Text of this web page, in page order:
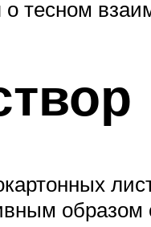
о тесном
образом